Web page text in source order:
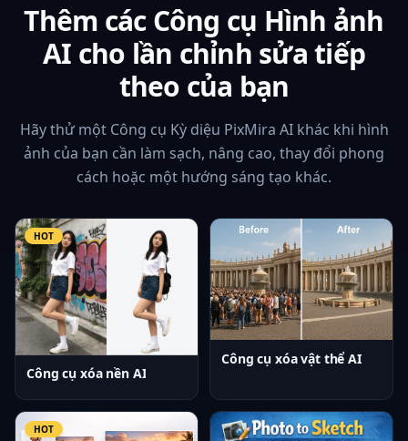
Thêm các Công cụ Hình ảnh
AI cho lần chỉnh sửa tiếp
theo của bạn
Hãy thử một Công cụ Kỳ diệu PixMira AI khác khi hình
ảnh của bạn cần làm sạch, nâng cao, thay đổi phong
cách hoặc một hướng sáng tạo khác.
HOT
Công cụ xóa nền AI
Công cụ xóa vật thể AI
HOT